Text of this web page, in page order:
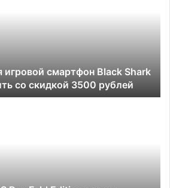
игровой смартфон Black Shark
со скидкой 3500 рублей